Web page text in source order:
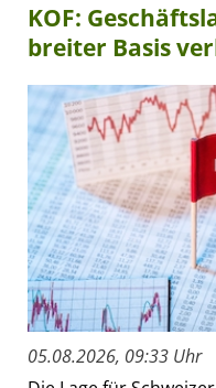
KOF:
breiter Basis
05.08.2026, 09:33 Uhr